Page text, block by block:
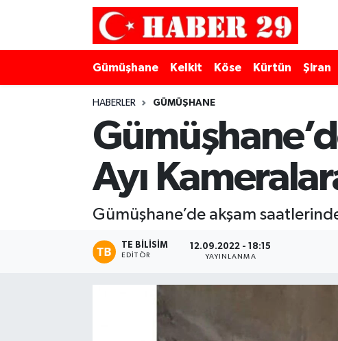
Gümüşhane Kelkit Köse Kürtün Şiran
HABERLER GÜMÜŞHANE
Ayı
Gümüşhane’de akşam
TE BILISIM
EDITÖR
12.09.2022 - 18:15
YAYINLANMA
Merkez Hava Durumu
Merkez Trafik Yoğunluk Haritası
Süper Lig Puan Durumu ve Fikstür
Son Dakika Haberleri